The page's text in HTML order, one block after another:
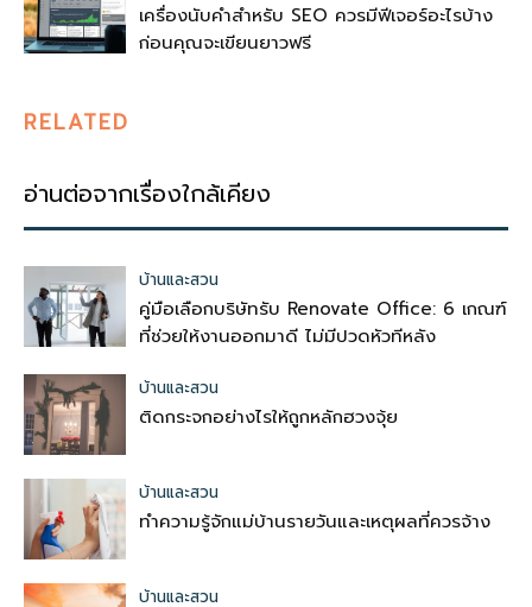
เครื่องนับคำสำหรับ SEO ควรมีฟีเจอร์อะไรบ้าง
ก่อนคุณจะเขียนยาวฟรี
RELATED
อ่านต่อจากเรื่องใกล้เคียง
บ้านและสวน
คู่มือเลือกบริษัทรับ Renovate Office: 6 เกณฑ์
ที่ช่วยให้งานออกมาดี ไม่มีปวดหัวทีหลัง
บ้านและสวน
ติดกระจกอย่างไรให้ถูกหลักฮวงจุ้ย
บ้านและสวน
ทำความรู้จักแม่บ้านรายวันและเหตุผลที่ควรจ้าง
บ้านและสวน